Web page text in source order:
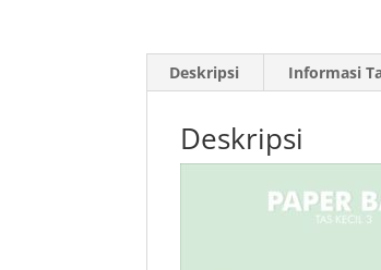
Deskripsi Informasi
Deskripsi